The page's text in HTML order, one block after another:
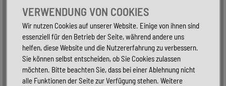
VERWENDUNG VON COOKIES
Wir nutzen Cookies auf unserer Website. Einige von ihnen sind
essenziell für den Betrieb der Seite, während andere uns
helfen, diese Website und die Nutzererfahrung zu verbessern.
Sie können selbst entscheiden, ob Sie Cookies zulassen
möchten. Bitte beachten Sie, dass bei einer Ablehnung nicht
alle Funktionen der Seite zur Verfügung stehen. Weitere